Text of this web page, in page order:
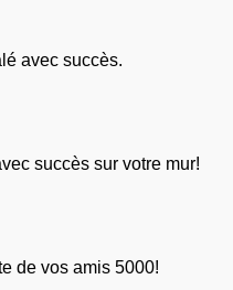
avec succès.
succès sur votre mur!
de vos amis 5000!